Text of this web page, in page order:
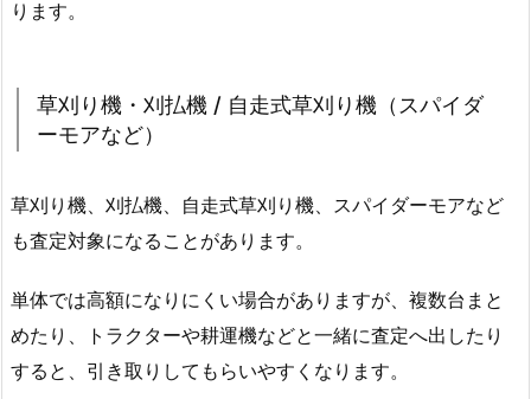
ります。
草刈り機・刈払機 / 自走式草刈り機（スパイダ
ーモアなど）
草刈り機、刈払機、自走式草刈り機、スパイダーモアなど
も査定対象になることがあります。
単体では高額になりにくい場合がありますが、複数台まと
めたり、トラクターや耕運機などと一緒に査定へ出したり
すると、引き取りしてもらいやすくなります。